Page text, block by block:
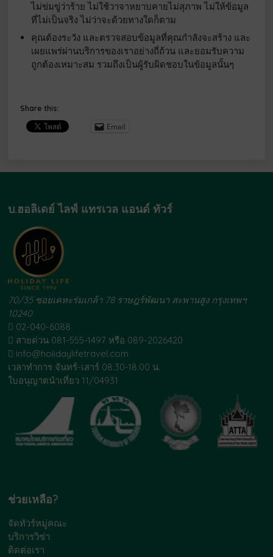
ไม่ข่มขู่ว่าร้าย ไม่ใช้วาจาหยาบคายไม่สุภาพ ไม่ให้ข้อมูล
ที่ไม่เป็นจริง ไม่ว่าจะด้วยทางใดก็ตาม
คุณต้องระวัง และตรวจสอบข้อมูลที่คุณกำลังจะสร้าง และ
เผยแพร่ผ่านบริการของเราอย่างถี่ถ้วน และยอมรับความ
ถูกต้องเหมาะสม รวมถึงเป็นผู้รับผิดชอบในข้อมูลนั้นๆ
Share this:
Email
บ.ฮอลิเดย์ ไลฟ์ แทรเวล แอนด์ ทัวร์
70/35 ซอยเคหะร่มเกล้า 78 ราษฎร์พัฒนา สะพานสูง กรุงเทพฯ
10240
02-040-6088
สายด่วน 081-555-1497 หรือ 089-2026420
info@holidaylifetravel.com
เวลาทำการ จันทร์-เสาร์ 08.30-18.00 น.
ใบอนุญาตนำเที่ยว 11/04931
ช่วยเหลือ?
จัดทัวร์หมู่คณะ
บริการวิซ่า
ติดต่อเรา